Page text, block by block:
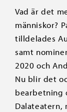
Vad är det
människor?
tilldelades
samt
2020 och
Nu blir det
bearbetning
Dalateatern,